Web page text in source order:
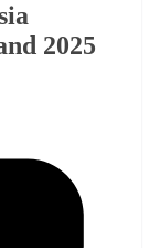
2025